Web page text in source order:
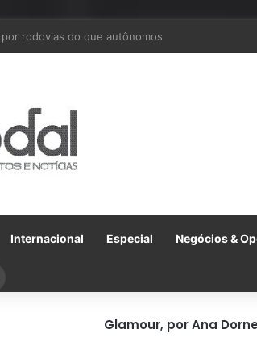
de açúcar VHP para a China
Internacional Especial Negócios &
Glamour, por Ana